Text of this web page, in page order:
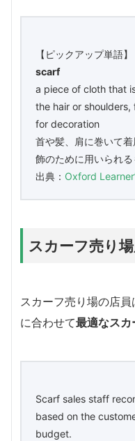
【ピックアップ単語】
scarf
a piece of cloth that
the hair or
for decoration
首や髪、肩に巻いて
飾のために用いられる
出典： Oxford
スカーフ売り
スカーフ売り場の店
に合わせて最適なスカ
Scarf sales staff
based on the
budget.